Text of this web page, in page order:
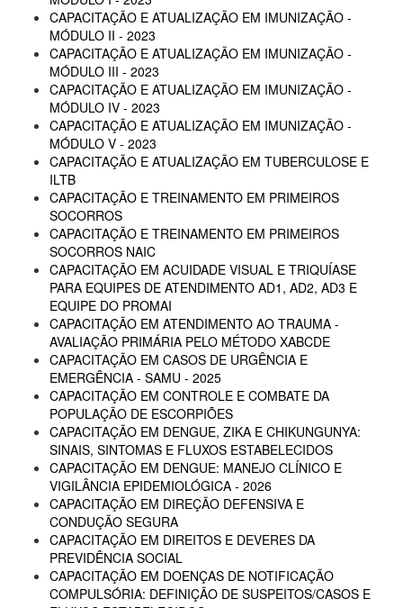
CAPACITAÇÃO E ATUALIZAÇÃO EM IMUNIZAÇÃO -
MÓDULO II - 2023
CAPACITAÇÃO E ATUALIZAÇÃO EM IMUNIZAÇÃO -
MÓDULO III - 2023
CAPACITAÇÃO E ATUALIZAÇÃO EM IMUNIZAÇÃO -
MÓDULO IV - 2023
CAPACITAÇÃO E ATUALIZAÇÃO EM IMUNIZAÇÃO -
MÓDULO V - 2023
CAPACITAÇÃO E ATUALIZAÇÃO EM TUBERCULOSE E
ILTB
CAPACITAÇÃO E TREINAMENTO EM PRIMEIROS
SOCORROS
CAPACITAÇÃO E TREINAMENTO EM PRIMEIROS
SOCORROS NAIC
CAPACITAÇÃO EM ACUIDADE VISUAL E TRIQUÍASE
PARA EQUIPES DE ATENDIMENTO AD1, AD2, AD3 E
EQUIPE DO PROMAI
CAPACITAÇÃO EM ATENDIMENTO AO TRAUMA -
AVALIAÇÃO PRIMÁRIA PELO MÉTODO XABCDE
CAPACITAÇÃO EM CASOS DE URGÊNCIA E
EMERGÊNCIA - SAMU - 2025
CAPACITAÇÃO EM CONTROLE E COMBATE DA
POPULAÇÃO DE ESCORPIÕES
CAPACITAÇÃO EM DENGUE, ZIKA E CHIKUNGUNYA:
SINAIS, SINTOMAS E FLUXOS ESTABELECIDOS
CAPACITAÇÃO EM DENGUE: MANEJO CLÍNICO E
VIGILÂNCIA EPIDEMIOLÓGICA - 2026
CAPACITAÇÃO EM DIREÇÃO DEFENSIVA E
CONDUÇÃO SEGURA
CAPACITAÇÃO EM DIREITOS E DEVERES DA
PREVIDÊNCIA SOCIAL
CAPACITAÇÃO EM DOENÇAS DE NOTIFICAÇÃO
COMPULSÓRIA: DEFINIÇÃO DE SUSPEITOS/CASOS E